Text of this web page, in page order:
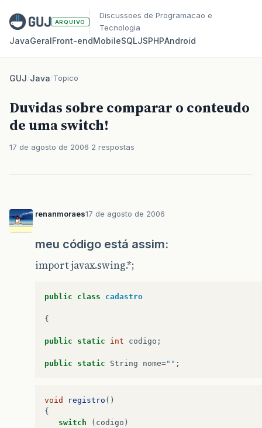
ARQUIVO
Discussoes de Programacao e
Tecnologia
JavaGeralFront‑endMobileSQLJSPHPAndroid
GUJ/Java/Topico
Duvidas sobre comparar o conteudo
de uma switch!
17 de agosto de 2006 2 respostas
renanmoraes17 de agosto de 2006
meu código está assim:
import javax.swing.*;
public class cadastro
{
public static int codigo ;
public static String nome="" ;
void registro ()
{
switch
( codigo )